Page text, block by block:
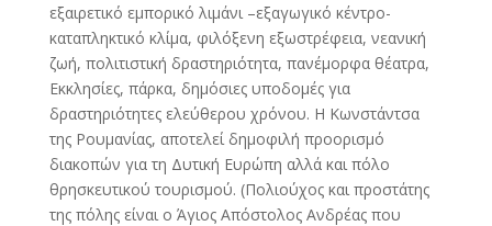
εξαιρετικό εμπορικό λιμάνι –εξαγωγικό κέντρο-
καταπληκτικό κλίμα, φιλόξενη εξωστρέφεια, νεανική
ζωή, πολιτιστική δραστηριότητα, πανέμορφα θέατρα,
Εκκλησίες, πάρκα, δημόσιες υποδομές για
δραστηριότητες ελεύθερου χρόνου. Η Κωνστάντσα
της Ρουμανίας, αποτελεί δημοφιλή προορισμό
διακοπών για τη Δυτική Ευρώπη αλλά και πόλο
θρησκευτικού τουρισμού. (Πολιούχος και προστάτης
της πόλης είναι ο Άγιος Απόστολος Ανδρέας που